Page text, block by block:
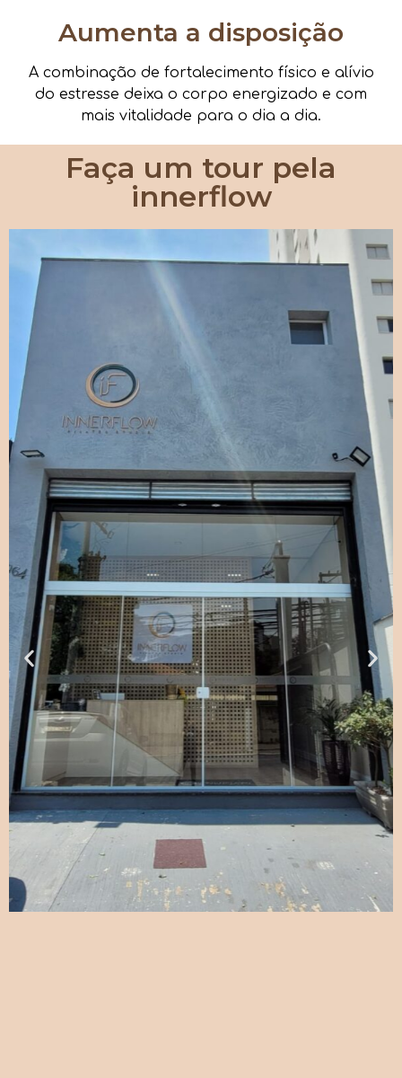
Aumenta a disposição
A combinação de fortalecimento físico e alívio
do estresse deixa o corpo energizado e com
mais vitalidade para o dia a dia.
Faça um tour pela
innerflow